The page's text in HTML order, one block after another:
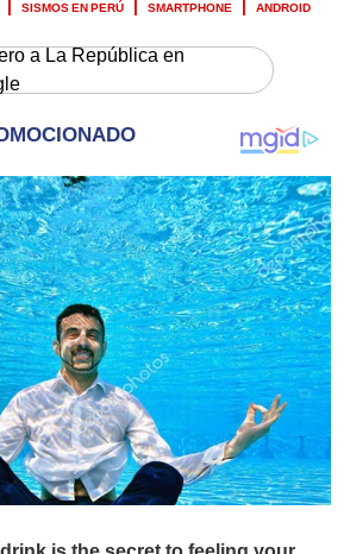
SISMOS EN PERÚ SMARTPHONE ANDROID
a La República en